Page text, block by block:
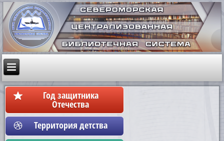
Год защитника
Отечества
Территория детства